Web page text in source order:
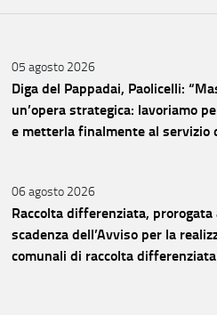
05 agosto 2026
Diga del Pappadai, Paolicelli:
un’opera strategica: lavoriamo
e metterla finalmente al servizio
06 agosto 2026
Raccolta differenziata,
scadenza dell’Avviso per la
comunali di raccolta